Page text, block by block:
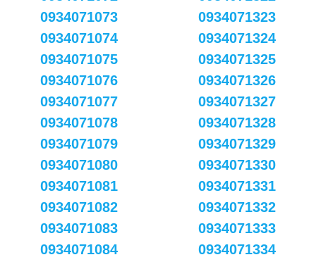
0934071073
0934071074
0934071075
0934071076
0934071077
0934071078
0934071079
0934071080
0934071081
0934071082
0934071083
0934071084
0934071323
0934071324
0934071325
0934071326
0934071327
0934071328
0934071329
0934071330
0934071331
0934071332
0934071333
0934071334